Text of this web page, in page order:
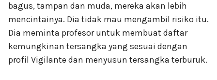
bagus, tampan dan muda, mereka akan lebih
mencintainya. Dia tidak mau mengambil risiko itu.
Dia meminta profesor untuk membuat daftar
kemungkinan tersangka yang sesuai dengan
profil Vigilante dan menyusun tersangka terburuk.